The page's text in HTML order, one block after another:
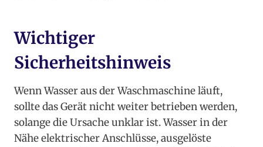
Wichtiger
Sicherheitshinweis
Wenn Wasser aus der Waschmaschine läuft,
sollte das Gerät nicht weiter betrieben werden,
solange die Ursache unklar ist. Wasser in der
Nähe elektrischer Anschlüsse, ausgelöste